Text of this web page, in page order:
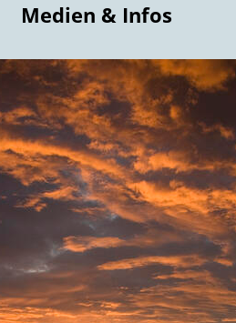
Medien & Infos